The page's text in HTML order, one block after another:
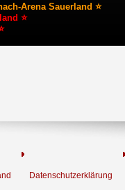
Arena Sauerland ⭐
⭐
Datenschutzerklärung